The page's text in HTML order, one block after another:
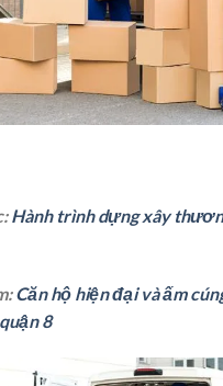
Hành trình dựng xây
Căn hộ hiện đại và ấm
8